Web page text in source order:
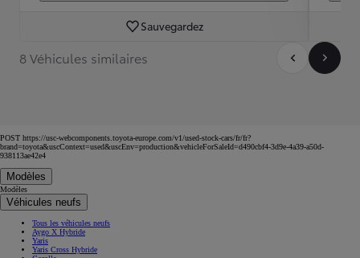
Sauvegardez
8 Véhicules similaires
POST https://usc-webcomponents.toyota-europe.com/v1/used-stock-cars/fr/fr?
brand=toyota&uscContext=used&uscEnv=production&vehicleForSaleId=d490cbf4-3d9e-4a39-a50d-
938113ae42e4
Modèles
Modèles
Véhicules neufs
Tous les véhicules neufs
Aygo X Hybride
Yaris
Yaris Cross Hybride